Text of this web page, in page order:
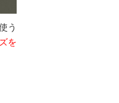
う
を